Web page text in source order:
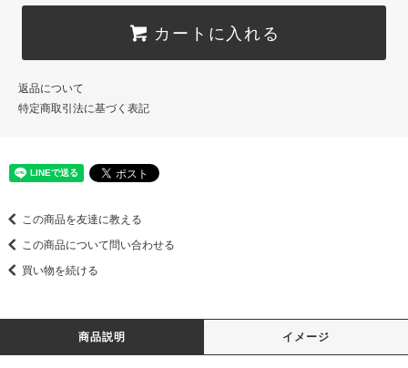
カートに入れる
返品について
特定商取引法に基づく表記
この商品を友達に教える
この商品について問い合わせる
買い物を続ける
商品説明 イメージ